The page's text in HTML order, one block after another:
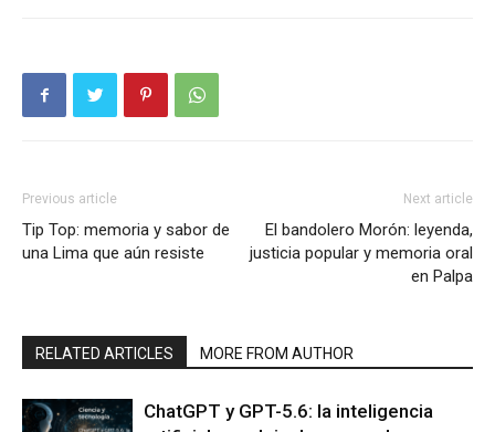
Previous article
Tip Top: memoria y sabor de
una Lima que aún resiste
Next article
El bandolero Morón: leyenda,
justicia popular y memoria oral
en Palpa
RELATED ARTICLES MORE FROM AUTHOR
ChatGPT y GPT-5.6: la inteligencia